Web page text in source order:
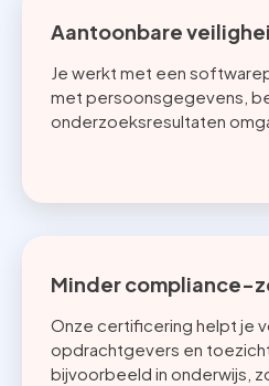
Aantoonbare
Je werkt met een
met persoonsgegevens,
onderzoeksresultaten
Minder compliance-
Onze certificering helpt je
opdrachtgevers en
bijvoorbeeld in onderwijs,